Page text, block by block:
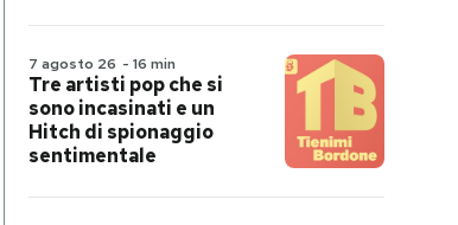
7 agosto 26 - 16 min
Tre artisti pop che si
sono incasinati e un
Hitch di spionaggio
sentimentale